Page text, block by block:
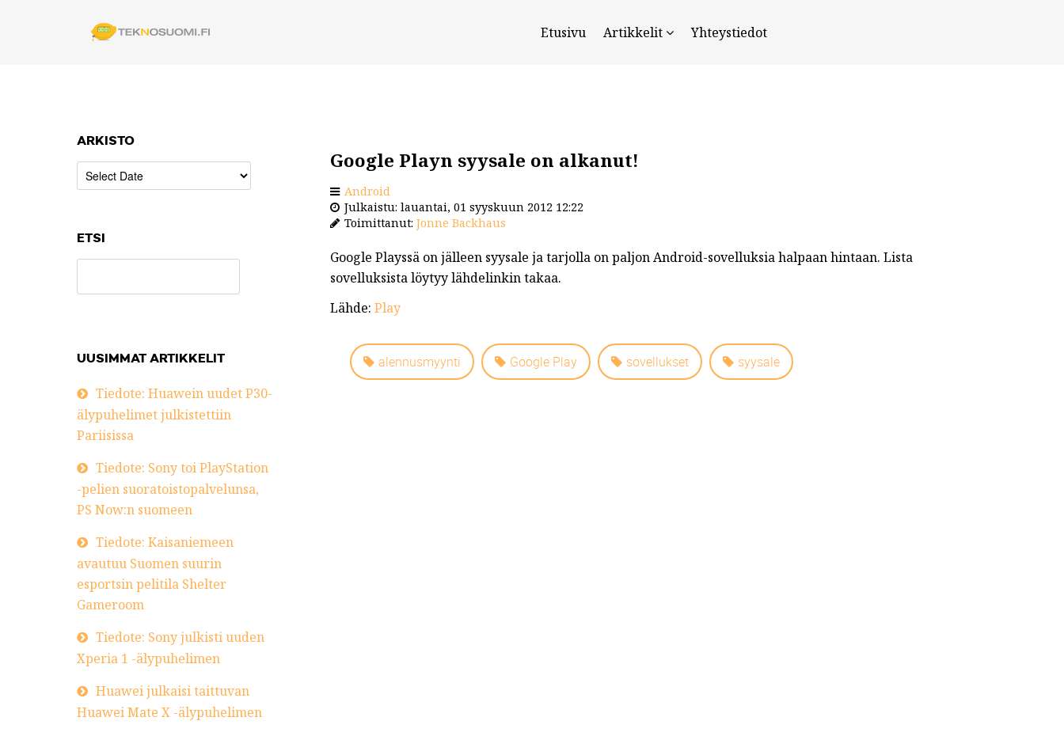
Etusivu Artikkelit Yhteystiedot
Google Playn syysale on alkanut!
Android
Julkaistu: lauantai, 01 syyskuun 2012 12:22
Toimittanut: Jonne Backhaus
Google Playssä on jälleen syysale ja tarjolla on paljon Android-sovelluksia halpaan hintaan. Lista
sovelluksista löytyy lähdelinkin takaa.
Lähde: Play
alennusmyynti Google Play sovellukset syysale
ARKISTO
ETSI
UUSIMMAT ARTIKKELIT
Tiedote: Huawein uudet P30-
älypuhelimet julkistettiin
Pariisissa
Tiedote: Sony toi PlayStation
-pelien suoratoistopalvelunsa,
PS Now:n suomeen
Tiedote: Kaisaniemeen
avautuu Suomen suurin
esportsin pelitila Shelter
Gameroom
Tiedote: Sony julkisti uuden
Xperia 1 -älypuhelimen
Huawei julkaisi taittuvan
Huawei Mate X -älypuhelimen